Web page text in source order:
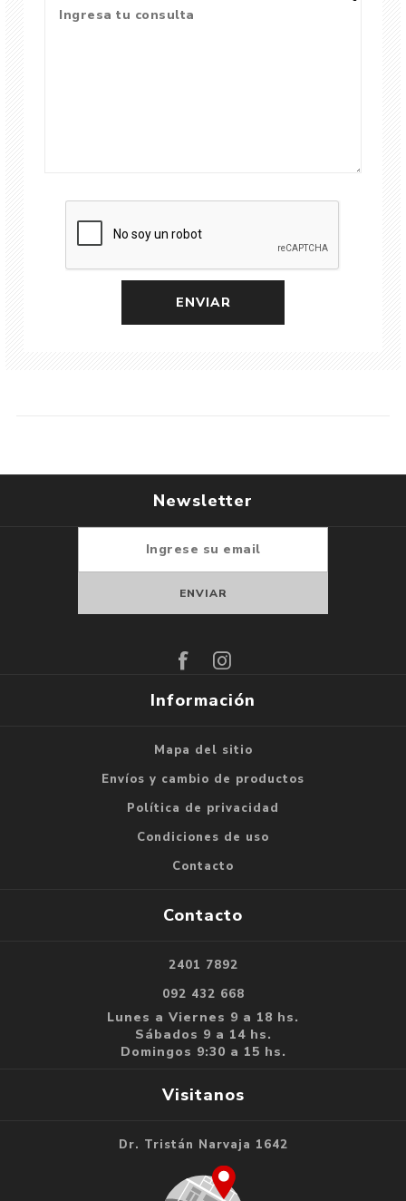
Newsletter
Información
Mapa del sitio
Envíos y cambio de productos
Política de privacidad
Condiciones de uso
Contacto
Contacto
2401 7892
092 432 668
Lunes a Viernes 9 a 18 hs.
Sábados 9 a 14 hs.
Domingos 9:30 a 15 hs.
Visitanos
Dr. Tristán Narvaja 1642